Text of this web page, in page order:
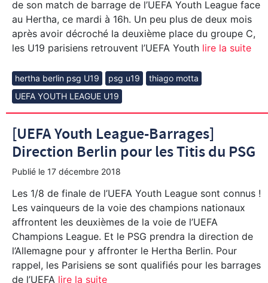
de son match de barrage de l’UEFA Youth League face
au Hertha, ce mardi à 16h. Un peu plus de deux mois
après avoir décroché la deuxième place du groupe C,
les U19 parisiens retrouvent l’UEFA Youth lire la suite
hertha berlin psg U19 psg u19
thiago motta
UEFA YOUTH LEAGUE U19
[UEFA Youth League-Barrages]
Direction Berlin pour les Titis du PSG
Publié le 17 décembre 2018
Les 1/8 de finale de l’UEFA Youth League sont connus !
Les vainqueurs de la voie des champions nationaux
affrontent les deuxièmes de la voie de l’UEFA
Champions League. Et le PSG prendra la direction de
l’Allemagne pour y affronter le Hertha Berlin. Pour
rappel, les Parisiens se sont qualifiés pour les barrages
de l’UEFA lire la suite